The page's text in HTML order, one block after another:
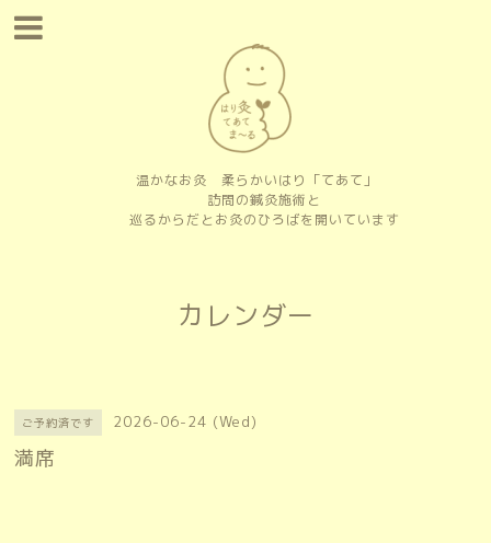
温かなお灸 柔らかいはり「てあて」
訪問の鍼灸施術と
巡るからだとお灸のひろばを開いています
カレンダー
ご予約済です 2026-06-24 (Wed)
満席